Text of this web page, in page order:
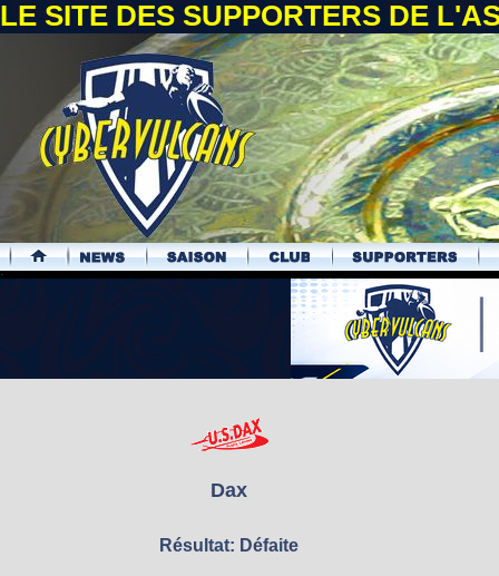
LE SITE DES SUPPORTERS DE
.
Dax
Résultat: Défaite